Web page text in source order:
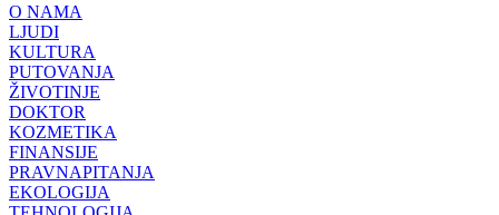
O NAMA
LJUDI
KULTURA
PUTOVANJA
ŽIVOTINJE
DOKTOR
KOZMETIKA
FINANSIJE
PRAVNAPITANJA
EKOLOGIJA